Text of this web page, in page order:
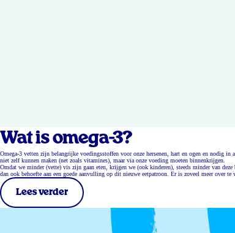
Wat is omega-3?
Omega-3 vetten zijn belangrijke voedingsstoffen voor onze hersenen, hart en ogen en nodig in
niet zelf kunnen maken (net zoals vitamines), maar via onze voeding moeten binnenkrijgen.
Omdat we minder (vette) vis zijn gaan eten, krijgen we (ook kinderen), steeds minder van
dan ook behoefte aan een goede aanvulling op dit nieuwe eetpatroon. Er is zoveel meer over te
Lees verder